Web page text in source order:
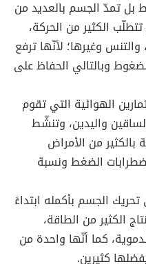
بل تمدّ الجسم بالعديد من
تتطلّب الكثير من الحركة،
وغيرها؛ لأنّها ترفع
وبالتالي الحفاظ على
الهوائية التي تقوم
واليدين، وتنشّط
من الأمراض
الضغط ونسبة
الجسم بأكمله ابتداءً
الكثير من الطاقة،
كما أنّها واحدة من
كثيرين.